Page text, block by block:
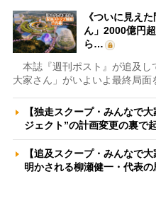
《ついに見え
ん」2000億円
ら…
本誌『週刊ポスト』が追及し
大家さん」がいよいよ最終局面
【独走スクープ・みんなで
ジェクト”の計画変更の裏で
【追及スクープ・みんなで
明かされる柳瀬健一・代表